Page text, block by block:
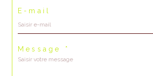
E-mail
Message *